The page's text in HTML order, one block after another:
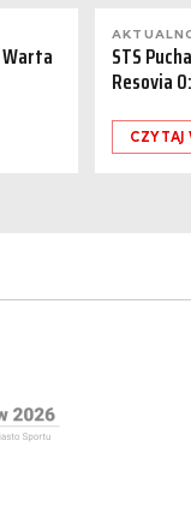
STS
Resovia
CZYTAJ